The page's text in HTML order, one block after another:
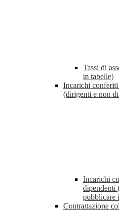
Tassi di
in tabelle)
Incarichi
(dirigenti e non
Incarichi
dipendenti
pubblicare
Contrattazione